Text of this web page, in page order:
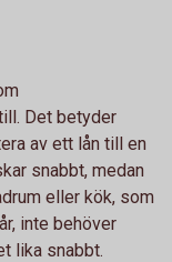
Det betyder
av ett lån till en
snabbt, medan
eller kök, som
inte behöver
lika snabbt.